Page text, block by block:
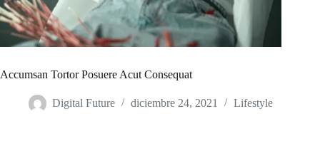
Accumsan Tortor Posuere Acut Consequat
Digital Future diciembre 24, 2021 Lifestyle